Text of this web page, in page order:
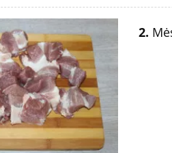
2.